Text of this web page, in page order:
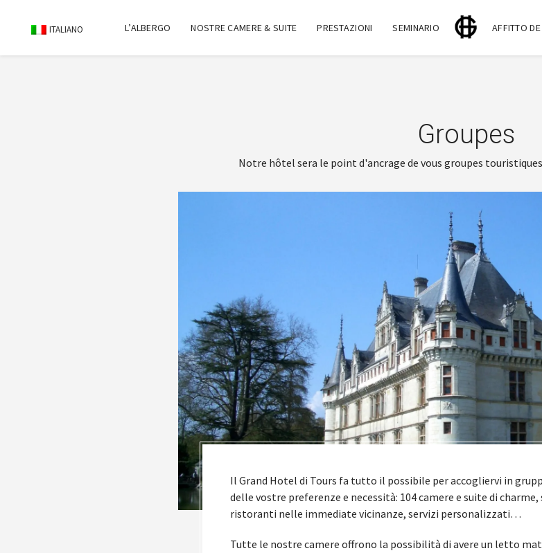
L’ALBERGO NOSTRE CAMERE & SUITE PRESTAZIONI SEMINARIO AFFITTO
ITALIANO
Groupes
Notre hôtel sera le point d'ancrage de vous groupes
Il Grand Hotel di Tours fa tutto il possibile per accogliervi in
delle vostre preferenze e necessità: 104 camere e suite di
ristoranti nelle immediate vicinanze, servizi personalizzati…
Tutte le nostre camere offrono la possibilità di avere un letto